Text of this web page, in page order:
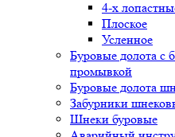
4-х
Плоское
Усленное
Буровые долота с
промывкой
Буровые долота
Забурники
Шнеки буровые